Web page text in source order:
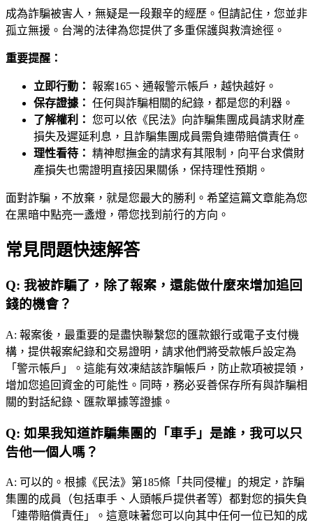
成為詐騙被害人，無疑是一段艱辛的經歷。但請記住，您並非
孤立無援。台灣的法律為您提供了多重保護與救濟途徑。
重要提醒：
立即行動： 報案165、通報警示帳戶，越快越好。
保存證據： 任何與詐騙相關的紀錄，都是您的利器。
了解權利： 您可以依《民法》向詐騙集團成員請求財產
損失及遲延利息，且詐騙集團成員需負連帶賠償責任。
理性看待： 精神慰撫金的請求有其限制，向平台求償財
產損失也需證明直接因果關係，保持理性預期。
面對詐騙，不放棄，就是您最大的勝利。希望這篇文章能為您
在黑暗中點亮一盞燈，帶您找到前行的方向。
常見問題快速解答
Q: 我被詐騙了，除了報案，還能做什麼來增加追回
錢的機會？
A: 報案後，最重要的是盡快聯繫您的匯款銀行或電子支付機
構，提供報案紀錄和交易證明，請求他們將受款帳戶設定為
「警示帳戶」。這能有效凍結該詐騙帳戶，防止款項被提領，
增加您追回資金的可能性。同時，務必妥善保存所有與詐騙相
關的對話紀錄、匯款單據等證據。
Q: 如果我知道詐騙集團的「車手」是誰，我可以只
告他一個人嗎？
A: 可以的。根據《民法》第185條「共同侵權」的規定，詐騙
集團的成員（包括車手、人頭帳戶提供者等）都對您的損失負
「連帶賠償責任」。這意味著您可以向其中任何一位已知的成